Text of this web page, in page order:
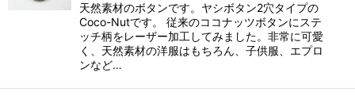
天然素材のボタンです。ヤシボタン2穴タイプの
Coco-Nutです。 従来のココナッツボタンにステ
ッチ柄をレーザー加工してみました。非常に可愛
く、天然素材の洋服はもちろん、子供服、エプロ
ンなど…